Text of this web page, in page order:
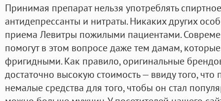
Принимая препарат нельзя употреблять
антидепрессанты и нитраты. Никаких других
приема Левитры пожилыми пациентами.
помогут в этом вопросе даже тем дамам,
фригидными. Как правило, оригинальные
достаточно высокую стоимость — ввиду того, что
немалые средства для того, чтобы он стал